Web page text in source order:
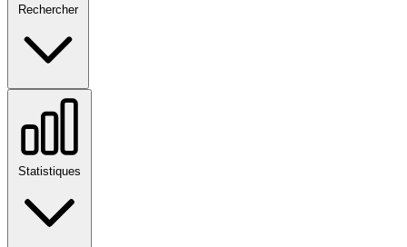
Rechercher
Statistiques